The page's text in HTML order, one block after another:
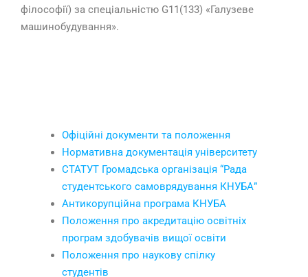
філософії) за спеціальністю G11(133) «Галузеве
машинобудування».
Офіційні документи та положення
Нормативна документація університету
СТАТУТ Громадська організація “Рада
студентського самоврядування КНУБА”
Антикорупційна програма КНУБА
Положення про акредитацію освітніх
програм здобувачів вищої освіти
Положення про наукову спілку
студентів